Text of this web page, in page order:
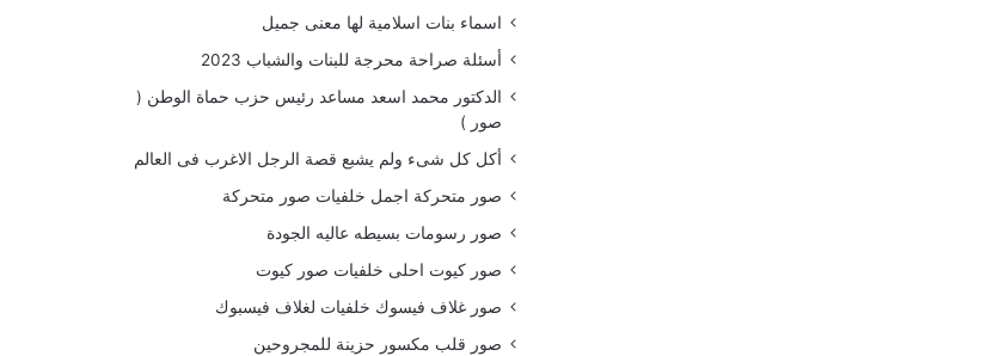
اسماء بنات اسلامية لها معنى جميل
أسئلة صراحة محرجة للبنات والشباب 2023
الدكتور محمد اسعد مساعد رئيس حزب حماة الوطن (
صور )
أكل كل شىء ولم يشبع قصة الرجل الاغرب فى العالم
صور متحركة اجمل خلفيات صور متحركة
صور رسومات بسيطه عاليه الجودة
صور كيوت احلى خلفيات صور كيوت
صور غلاف فيسوك خلفيات لغلاف فيسبوك
صور قلب مكسور حزينة للمجروحين